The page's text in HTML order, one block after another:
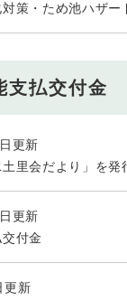
策・ため池ハザー
支払交付金
更新
里会だより」を発
更新
付金
更新